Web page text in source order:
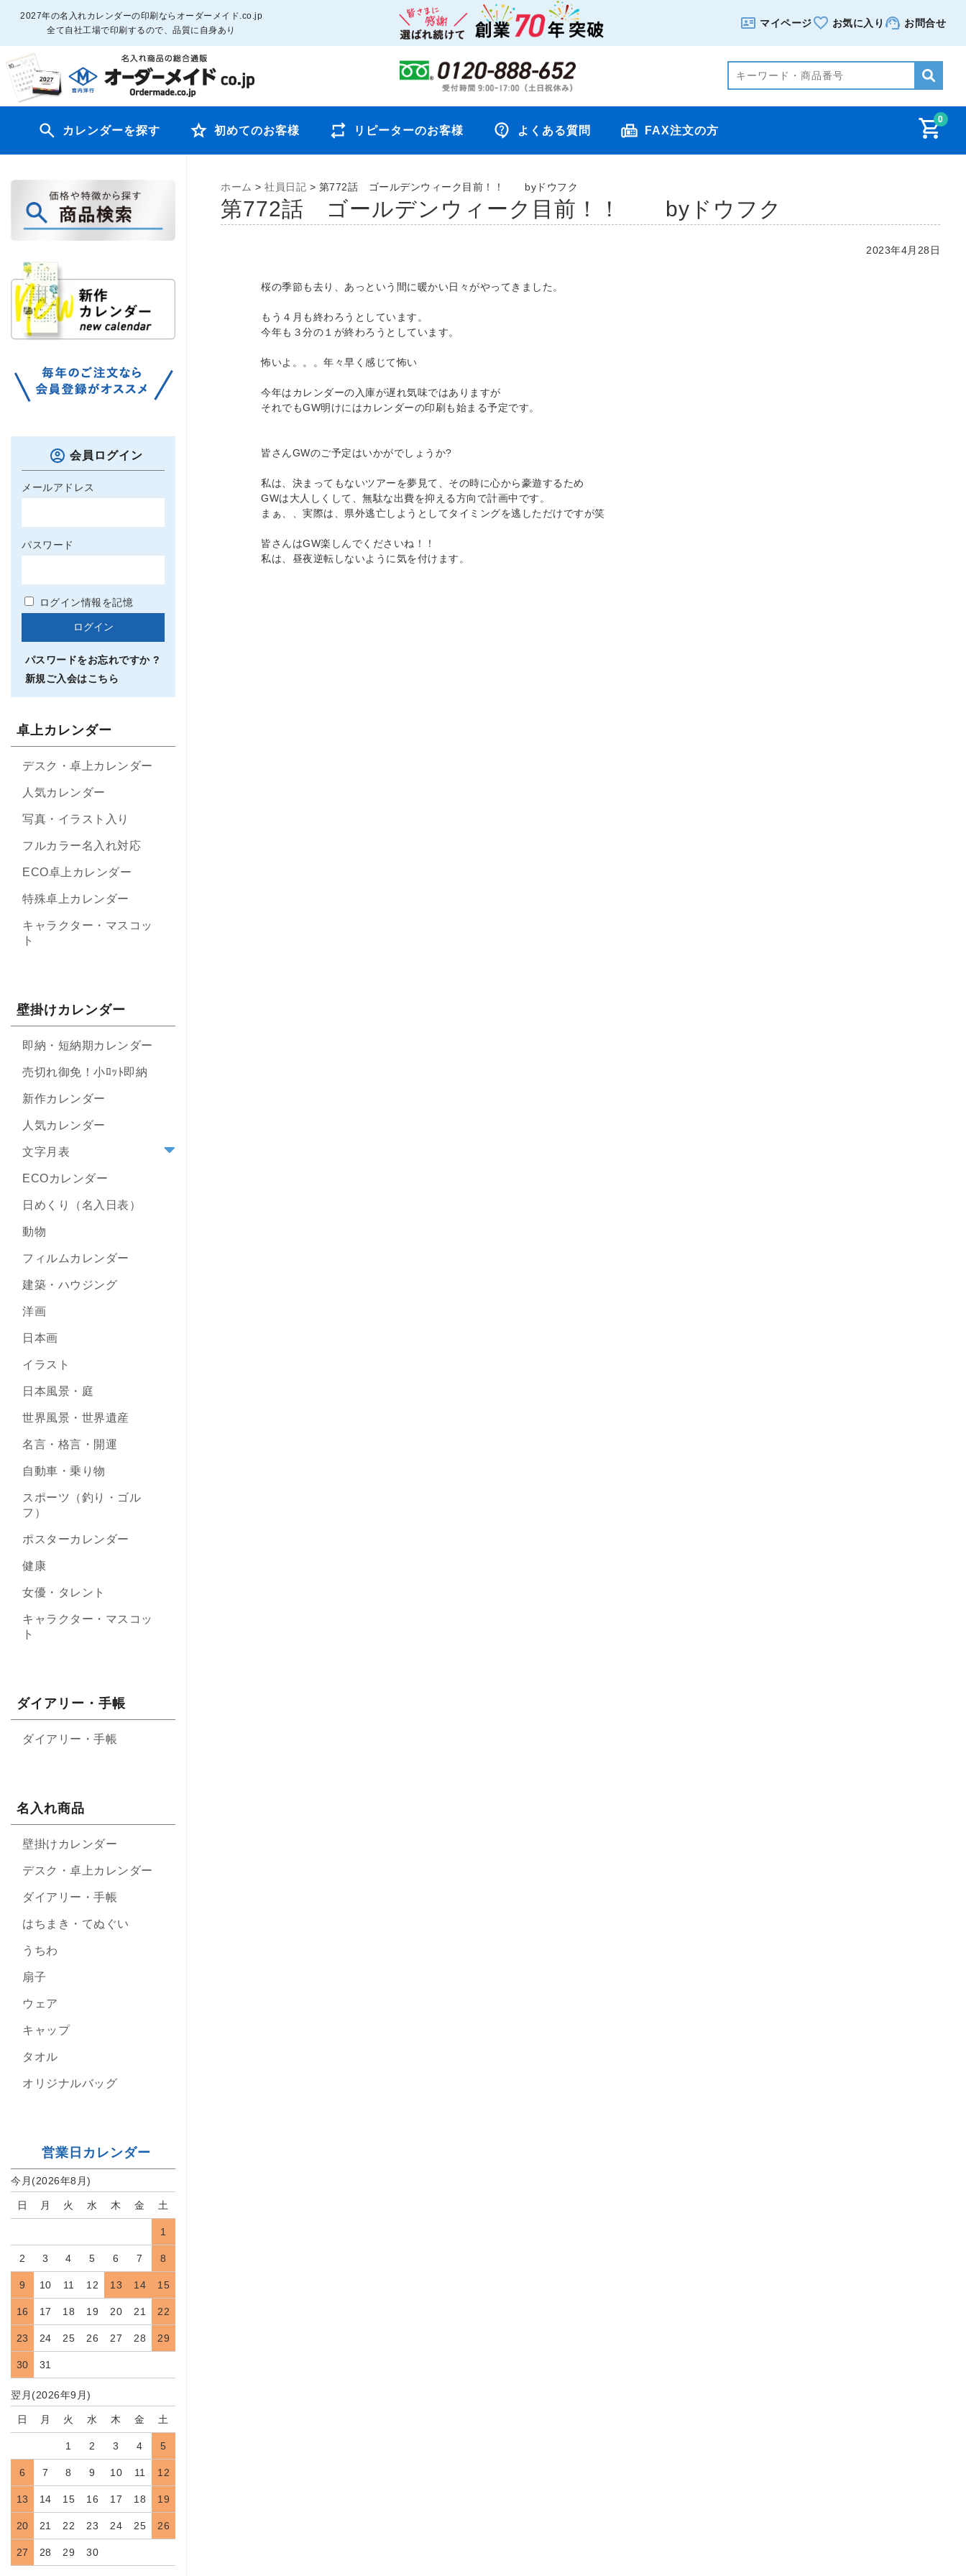
2027年の名入れカレンダーの印刷ならオーダーメイド.co.jp
全て自社工場で印刷するので、品質に自身あり
マイページ お気に入り お問合せ
0
カレンダーを探す 初めてのお客様 リピーターのお客様 よくある質問 FAX注文の方
ホーム > 社員日記 > 第772話 ゴールデンウィーク目前！！ byドウフク
第772話 ゴールデンウィーク目前！！ byドウフク
2023年4月28日
桜の季節も去り、あっという間に暖かい日々がやってきました。
もう４月も終わろうとしています。
今年も３分の１が終わろうとしています。
怖いよ。。。年々早く感じて怖い
今年はカレンダーの入庫が遅れ気味ではありますが
それでもGW明けにはカレンダーの印刷も始まる予定です。
皆さんGWのご予定はいかがでしょうか?
私は、決まってもないツアーを夢見て、その時に心から豪遊するため
GWは大人しくして、無駄な出費を抑える方向で計画中です。
まぁ、、実際は、県外逃亡しようとしてタイミングを逃しただけですが笑
皆さんはGW楽しんでくださいね！！
私は、昼夜逆転しないように気を付けます。
会員ログイン
メールアドレス
パスワード
ログイン情報を記憶
パスワードをお忘れですか ?
新規ご入会はこちら
卓上カレンダー
デスク・卓上カレンダー
人気カレンダー
写真・イラスト入り
フルカラー名入れ対応
ECO卓上カレンダー
特殊卓上カレンダー
キャラクター・マスコッ
ト
壁掛けカレンダー
即納・短納期カレンダー
売切れ御免！小ﾛｯﾄ即納
新作カレンダー
人気カレンダー
文字月表
ECOカレンダー
日めくり（名入日表）
動物
フィルムカレンダー
建築・ハウジング
洋画
日本画
イラスト
日本風景・庭
世界風景・世界遺産
名言・格言・開運
自動車・乗り物
スポーツ（釣り・ゴル
フ）
ポスターカレンダー
健康
女優・タレント
キャラクター・マスコッ
ト
ダイアリー・手帳
ダイアリー・手帳
名入れ商品
壁掛けカレンダー
デスク・卓上カレンダー
ダイアリー・手帳
はちまき・てぬぐい
うちわ
扇子
ウェア
キャップ
タオル
オリジナルバッグ
営業日カレンダー
今月(2026年8月)
日 月 火 水 木 金 土
1
2 3 4 5 6 7 8
9 10 11 12 13 14 15
16 17 18 19 20 21 22
23 24 25 26 27 28 29
30 31
翌月(2026年9月)
日 月 火 水 木 金 土
1 2 3 4 5
6 7 8 9 10 11 12
13 14 15 16 17 18 19
20 21 22 23 24 25 26
27 28 29 30